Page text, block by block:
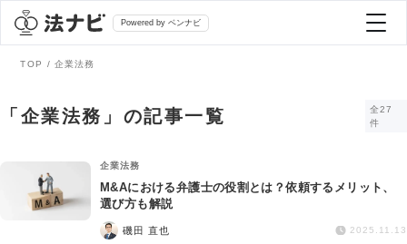
Powered by ベンナビ
全て
法律相談
弁護士を探す
おすすめ弁護士診断
TOP 企業法務
「企業法務」の記事一覧
全27
件
企業法務
M&Aにおける弁護士の役割とは？依頼するメリット、
選び方も解説
磯田 直也 2025.11.13